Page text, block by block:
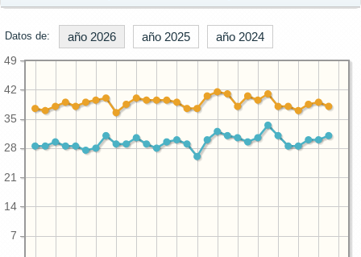
Datos de: año 2026 año 2025 año 2024
7
14
21
28
35
42
49